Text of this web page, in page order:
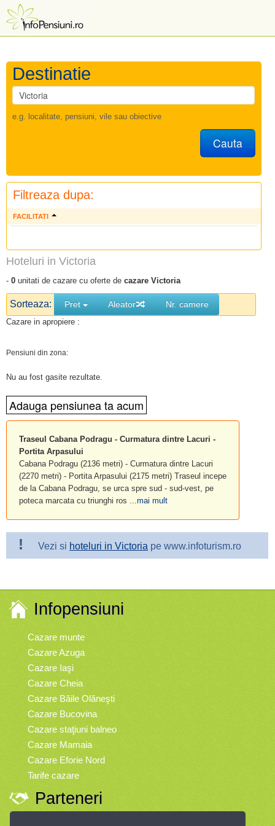
Destinatie
e.g. localitate, pensiuni, vile sau obiective
Cauta
Filtreaza dupa:
FACILITATI
Hoteluri in Victoria
- 0 unitati de cazare cu oferte de cazare Victoria
Sorteaza: Pret Aleator Nr. camere
Cazare in apropiere :
Pensiuni din zona:
Nu au fost gasite rezultate.
Traseul Cabana Podragu - Curmatura dintre Lacuri -
Portita Arpasului
Cabana Podragu (2136 metri) - Curmatura dintre Lacuri
(2270 metri) - Portita Arpasului (2175 metri) Traseul incepe
de la Cabana Podragu, se urca spre sud - sud-vest, pe
poteca marcata cu triunghi ros ...mai mult
! Vezi si hoteluri in Victoria pe www.infoturism.ro
Infopensiuni
Cazare munte
Cazare Azuga
Cazare Iaşi
Cazare Cheia
Cazare Băile Olăneşti
Cazare Bucovina
Cazare staţiuni balneo
Cazare Mamaia
Cazare Eforie Nord
Tarife cazare
Parteneri